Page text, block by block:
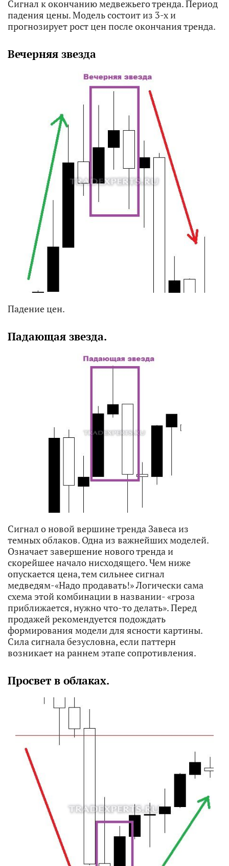
Сигнал к окончанию медвежьего тренда. Период
падения цены. Модель состоит из 3-х и
прогнозирует рост цен после окончания тренда.
Вечерняя звезда
Падение цен.
Падающая звезда.
Сигнал о новой вершине тренда Завеса из
темных облаков. Одна из важнейших моделей.
Означает завершение нового тренда и
скорейшее начало нисходящего. Чем ниже
опускается цена, тем сильнее сигнал
медведям-«Надо продавать!» Логически сама
схема этой комбинации в названии- «гроза
приближается, нужно что-то делать». Перед
продажей рекомендуется подождать
формирования модели для ясности картины.
Сила сигнала безусловна, если паттерн
возникает на раннем этапе сопротивления.
Просвет в облаках.